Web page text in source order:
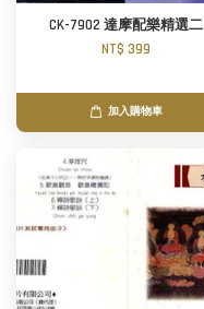
CK-7902 達摩配樂精選二
NT$ 399
加入購物車